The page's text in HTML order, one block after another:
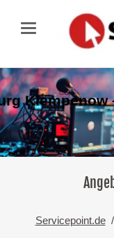
Klempenow
Servicepoint.de